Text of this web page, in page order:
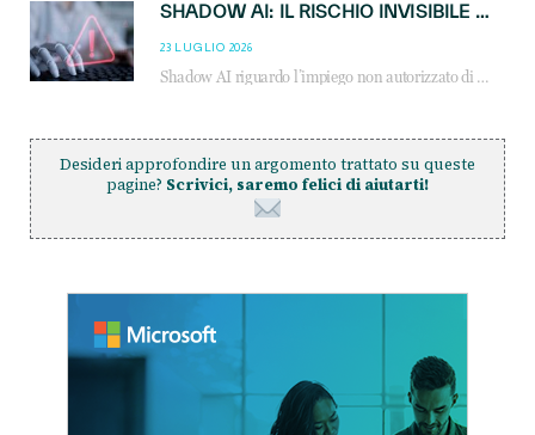
SHADOW AI: IL RISCHIO INVISIBILE CHE LE AZIENDE POSSONO GOVERNARE
23 LUGLIO 2026
Shadow AI riguardo l’impiego non autorizzato di sistemi AI all’interno dell’azienda. E’ una pratica che si diffonde a partire dai dipendenti fino ai dirigenti e mette a repentaglio la cybersecurity, con costi più elevati per le organizzazioni. Due recenti report illustrano il fenomeno e forniscono dati in merito
Desideri approfondire un argomento trattato su queste
pagine? Scrivici, saremo felici di aiutarti!